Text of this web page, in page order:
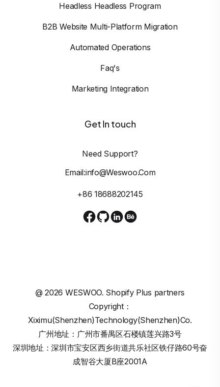
Headless Headless Program
B2B Website Multi-Platform Migration
Automated Operations
Faq's
Marketing Integration
Get In touch
Need Support?
Email:info@weswoo.com
+86 18688202145
@2026 WESWOO. Shopify Plus partners
Copyright：
Xiximu(Shenzhen)Technology(Shenzhen)Co.
广州地址：广州市番禺区石楼镇莲兴路3号
深圳地址：深圳市宝安区西乡街道共乐社区铁仔路60号奋
成智谷大厦B座2001A